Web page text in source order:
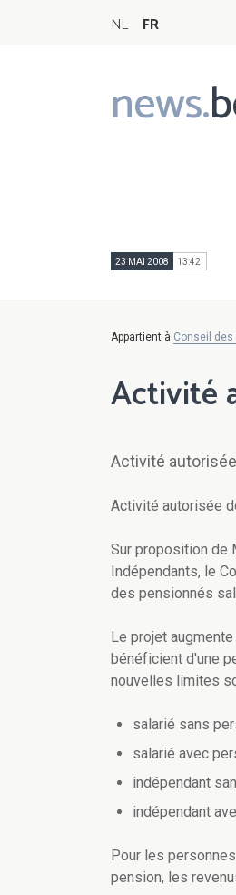
NL FR
news.
Main
navigation
23 MAI 2008 13:42
Appartient à Conseil
Activité
Activité
Activité autorisée
Sur proposition de
Indépendants, le
des pensionnés
Le projet
bénéficient d'une
nouvelles limites
salarié sans
salarié avec
indépendant
indépendant
Pour les
pension, les